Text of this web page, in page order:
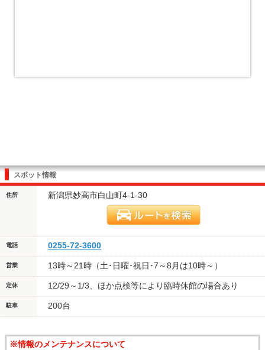
スポット情報
住所 新潟県妙高市白山町4-1-30
電話 0255-72-3600
営業 13時～21時（土･日曜･祝日･7～8月は10時～）
定休 12/29～1/3、ほか点検等により臨時休館の場合あり
駐車 200台
※情報のメンテナンスについて